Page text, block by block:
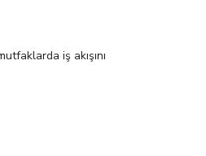
iş akışını